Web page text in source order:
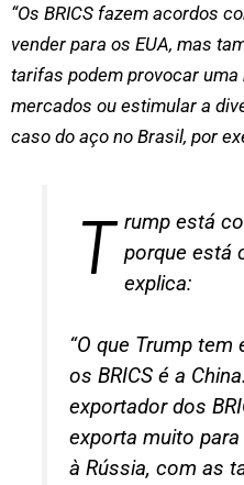
“Os BRICS fazem acordos
vender para os EUA, mas
tarifas podem provocar
mercados ou estimular a
caso do aço no Brasil, por
T rump está
porque está
explica:
“O que Trump
os BRICS é a
exportador dos
exporta muito
à Rússia, com as